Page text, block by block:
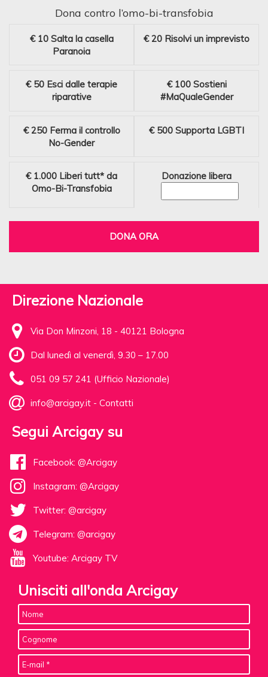
Dona contro l’omo-bi-transfobia
€ 10 Salta la casella
Paranoia
€ 20 Risolvi un imprevisto
€ 50 Esci dalle terapie
riparative
€ 100 Sostieni
#MaQualeGender
€ 250 Ferma il controllo
No-Gender
€ 500 Supporta LGBTI
€ 1.000 Liberi tutt* da
Omo-Bi-Transfobia
Donazione libera
DONA ORA
Direzione Nazionale
Via Don Minzoni, 18 - 40121 Bologna
Dal lunedì al venerdì, 9.30 – 17.00
051 09 57 241 (Ufficio Nazionale)
info@arcigay.it - Contatti
Segui Arcigay su
Facebook: @Arcigay
Instagram: @Arcigay
Twitter: @arcigay
Telegram: @arcigay
Youtube: Arcigay TV
Unisciti all'onda Arcigay